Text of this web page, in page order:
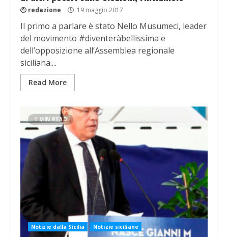
redazione 19 maggio 2017
Il primo a parlare è stato Nello Musumeci, leader
del movimento #diventeràbellissima e
dell’opposizione all’Assemblea regionale
siciliana....
Read More
1 MIN READ
Notizie dalla Sicilia Notizie siciliane